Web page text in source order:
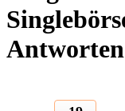
Antworten